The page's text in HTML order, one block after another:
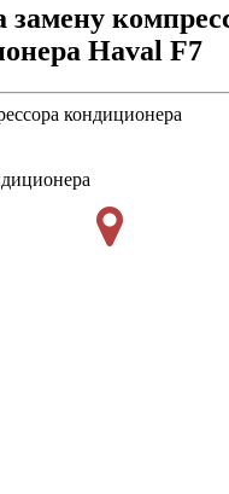
Haval F7
кондиционера